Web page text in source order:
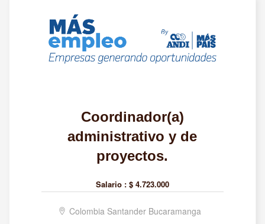
Coordinador(a)
administrativo y de
proyectos.
Salario : $ 4.723.000
Colombia Santander Bucaramanga